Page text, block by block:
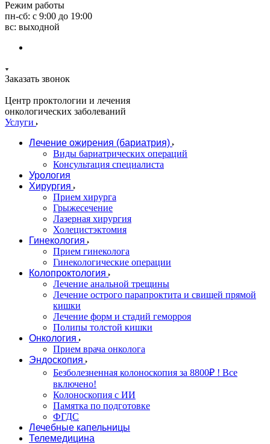
Режим работы
пн-сб: с 9:00 до 19:00
вс: выходной
Заказать звонок
Центр проктологии и лечения
онкологических заболеваний
Услуги
Лечение ожирения (бариатрия)
Виды бариатрических операций
Консультация специалиста
Урология
Хирургия
Прием хирурга
Грыжесечение
Лазерная хирургия
Холецистэктомия
Гинекология
Прием гинеколога
Гинекологические операции
Колопроктология
Лечение анальной трещины
Лечение острого парапроктита и свищей прямой
кишки
Лечение форм и стадий геморроя
Полипы толстой кишки
Онкология
Прием врача онколога
Эндоскопия
Безболезненная колоноскопия за 8800₽ ! Все
включено!
Колоноскопия с ИИ
Памятка по подготовке
ФГДС
Лечебные капельницы
Телемедицина